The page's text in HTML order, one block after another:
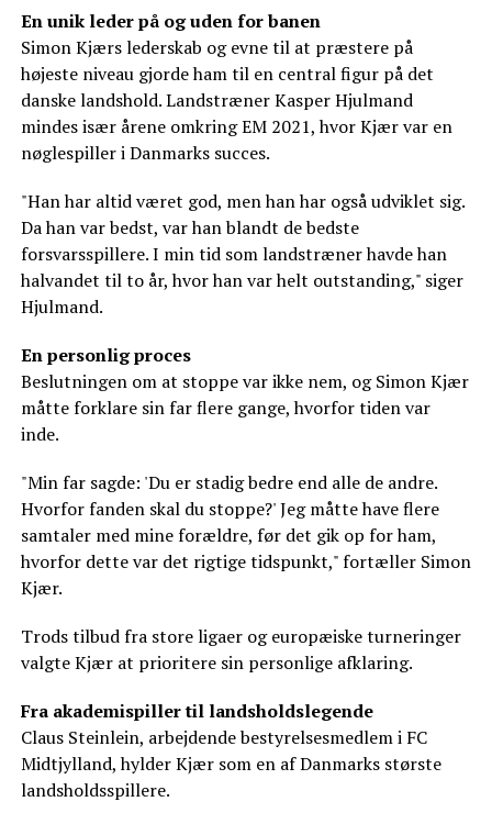
En unik leder på og uden for banen
Simon Kjærs lederskab og evne til at præstere på
højeste niveau gjorde ham til en central figur på det
danske landshold. Landstræner Kasper Hjulmand
mindes især årene omkring EM 2021, hvor Kjær var en
nøglespiller i Danmarks succes.
"Han har altid været god, men han har også udviklet sig.
Da han var bedst, var han blandt de bedste
forsvarsspillere. I min tid som landstræner havde han
halvandet til to år, hvor han var helt outstanding," siger
Hjulmand.
En personlig proces
Beslutningen om at stoppe var ikke nem, og Simon Kjær
måtte forklare sin far flere gange, hvorfor tiden var
inde.
"Min far sagde: 'Du er stadig bedre end alle de andre.
Hvorfor fanden skal du stoppe?' Jeg måtte have flere
samtaler med mine forældre, før det gik op for ham,
hvorfor dette var det rigtige tidspunkt," fortæller Simon
Kjær.
Trods tilbud fra store ligaer og europæiske turneringer
valgte Kjær at prioritere sin personlige afklaring.
Fra akademispiller til landsholdslegende
Claus Steinlein, arbejdende bestyrelsesmedlem i FC
Midtjylland, hylder Kjær som en af Danmarks største
landsholdsspillere.